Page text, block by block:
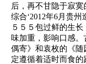
后，再不甘隐于寂
综合‘2012年6月贵
５５５包过鲜的生
味加重，影响口感
偶寄》和袁枚的《随
定遵循着适时而食